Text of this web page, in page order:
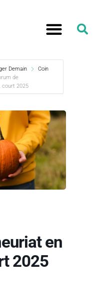
Demain
Coin
de
court 2025
en
2025